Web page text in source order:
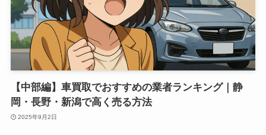
【中部編】車買取でおすすめの業者ランキング｜静
岡・長野・新潟で高く売る方法
2025年9月2日